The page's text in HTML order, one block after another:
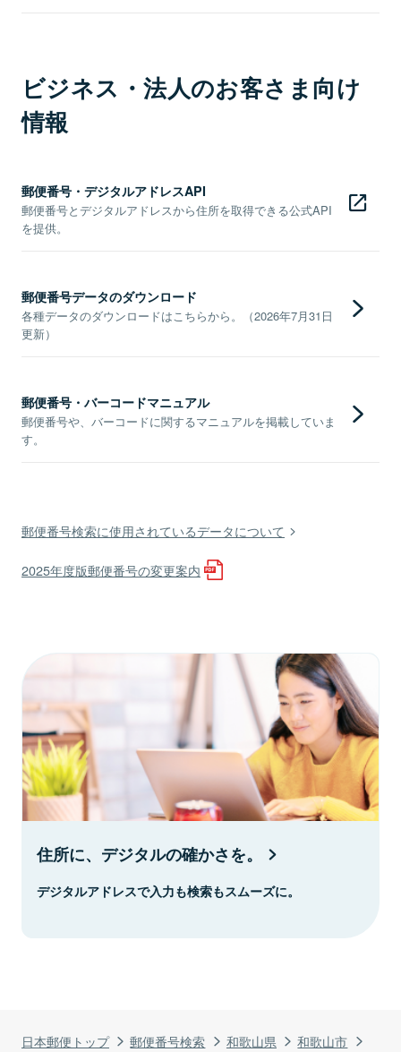
日本郵便トップ 郵便番号検索 和歌山県
和歌山市
ビジネス・法人のお客さま向け
情報
郵便番号・デジタルアドレスAPI
郵便番号とデジタルアドレスから住所を取得できる公式API
を提供。
郵便番号データのダウンロード
各種データのダウンロードはこちらから。（2026年7月31日
更新）
郵便番号・バーコードマニュアル
郵便番号や、バーコードに関するマニュアルを掲載していま
す。
郵便番号検索に使用されているデータについて
2025年度版郵便番号の変更案内
住所に、デジタルの確かさを。
デジタルアドレスで入力も検索もスムーズに。